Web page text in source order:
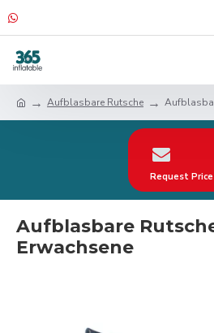
Aufblasbare Rutsche
Request Price
Aufblasbare
Erwachsene